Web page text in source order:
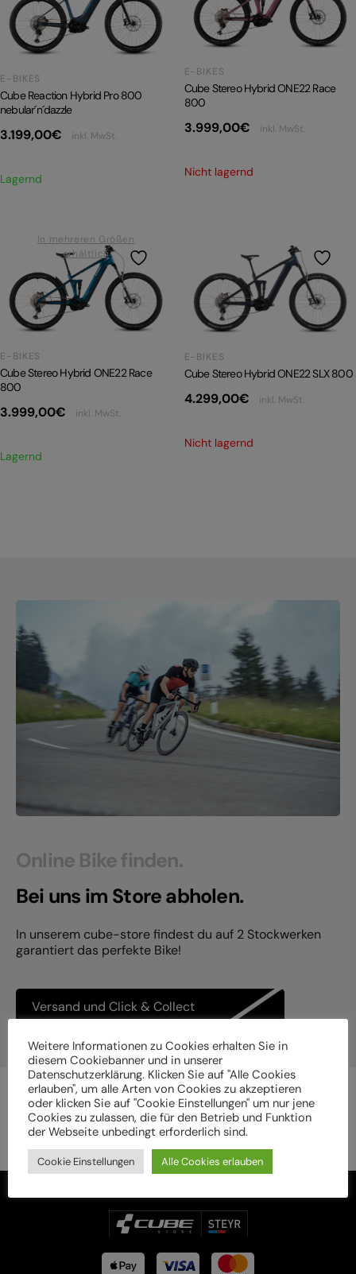
Alle entdecken
E-BIKE TOUR
PRODUKTRÜCKRUFE
E-BIKES
Cube Reaction Hybrid Pro 800
nebular´n´dazzle
3.199,00€ inkl. MwSt.
Lagernd
E-BIKES
Cube Stereo Hybrid ONE22 Race
800
3.999,00€ inkl. MwSt.
Nicht lagernd
In mehreren Größen
erhältlich
E-BIKES
Cube Stereo Hybrid ONE22 Race
800
3.999,00€ inkl. MwSt.
Lagernd
E-BIKES
Cube Stereo Hybrid ONE22 SLX 800
4.299,00€ inkl. MwSt.
Nicht lagernd
Online Bike finden.
Bei uns im Store abholen.
In unserem cube-store findest du auf 2 Stockwerken
garantiert das perfekte Bike!
Versand und Click & Collect
Weitere Informationen zu Cookies erhalten Sie in
diesem Cookiebanner und in unserer
Datenschutzerklärung. Klicken Sie auf "Alle Cookies
erlauben", um alle Arten von Cookies zu akzeptieren
oder klicken Sie auf "Cookie Einstellungen" um nur jene
Cookies zu zulassen, die für den Betrieb und Funktion
der Webseite unbedingt erforderlich sind.
Cookie Einstellungen Alle Cookies erlauben